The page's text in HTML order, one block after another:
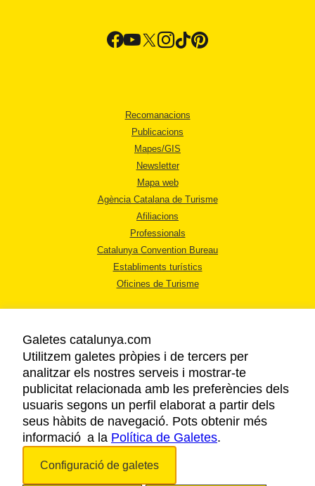
Recomanacions
Publicacions
Mapes/GIS
Newsletter
Mapa web
Agència Catalana de Turisme
Afiliacions
Professionals
Catalunya Convention Bureau
Establiments turístics
Oficines de Turisme
AVÍS LEGAL
POLÍTICA DE PRIVACITAT
COOKIES
ACCESSIBILITAT
Galetes catalunya.com
Utilitzem galetes pròpies i de tercers per
analitzar els nostres serveis i mostrar-te
publicitat relacionada amb les preferències dels
usuaris segons un perfil elaborat a partir dels
seus hàbits de navegació. Pots obtenir més
informació a la Política de Galetes.
Configuració de galetes